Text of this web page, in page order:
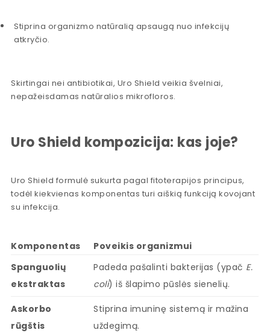
Stiprina organizmo natūralią apsaugą nuo infekcijų
atkryčio.
Skirtingai nei antibiotikai, Uro Shield veikia švelniai,
nepažeisdamas natūralios mikrofloros.
Uro Shield kompozicija: kas joje?
Uro Shield formulė sukurta pagal fitoterapijos principus,
todėl kiekvienas komponentas turi aiškią funkciją kovojant
su infekcija.
Komponentas
Poveikis organizmui
Spanguolių
ekstraktas
Padeda pašalinti bakterijas (ypač E.
coli) iš šlapimo pūslės sienelių.
Askorbo
rūgštis
Stiprina imuninę sistemą ir mažina
uždegimą.